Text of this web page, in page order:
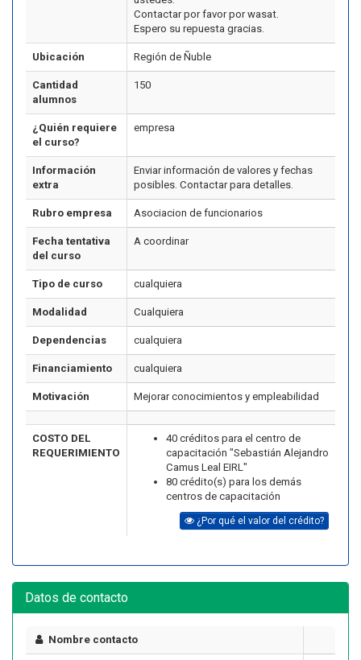
Contactar por favor por wasat.
Espero su repuesta gracias.
Ubicación Región de Ñuble
Cantidad
alumnos
150
¿Quién requiere
el curso?
empresa
Información
extra
Enviar información de valores y fechas
posibles. Contactar para detalles.
Rubro empresa Asociacion de funcionarios
Fecha tentativa
del curso
A coordinar
Tipo de curso cualquiera
Modalidad Cualquiera
Dependencias cualquiera
Financiamiento cualquiera
Motivación Mejorar conocimientos y empleabilidad
COSTO DEL
REQUERIMIENTO
40 créditos para el centro de
capacitación "Sebastián Alejandro
Camus Leal EIRL"
80 crédito(s) para los demás
centros de capacitación
¿Por qué el valor del crédito?
Datos de contacto
Nombre contacto